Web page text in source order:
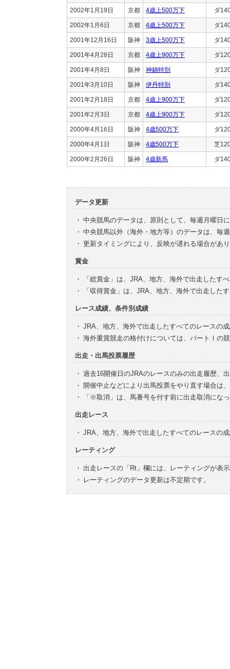
2002年1月19日 京都 4歳上500万下 ダ
2002年1月6日 京都 4歳上500万下 ダ
2001年12月16日 阪神 3歳上500万下 ダ
2001年4月28日 京都 4歳上900万下 ダ
2001年4月8日 阪神 神鍋特別 ダ
2001年3月10日 阪神 伊丹特別 ダ
2001年2月18日 京都 4歳上900万下 ダ
2001年2月3日 京都 4歳上900万下 ダ
2000年4月16日 阪神 4歳500万下 ダ
2000年4月1日 阪神 4歳500万下 芝
2000年2月26日 阪神 4歳新馬 ダ
データ更新
・ 中央競馬のデータは、原則として、毎週月曜日
・ 中央競馬以外（海外・地方等）のデータは、毎
・ 更新タイミングにより、反映が遅れる場合があ
賞金
・
「総賞金」は、JRA、地方、海外で出走したす
・
「収得賞金」は、JRA、地方、海外で出走した
レース成績、条件別成績
・ JRA、地方、海外で出走したすべてのレースの
・ 海外重賞競走の格付けについては、パートⅠの
出走・出馬投票履歴
・ 過去16開催日のJRAのレースのみの出走履歴、
・ 開催中止などにより出馬投票をやり直す場合は
・
「※取消」は、馬番号を付す前に出走取消にな
出走レース
・ JRA、地方、海外で出走したすべてのレースの
レーティング
・ 出走レースの「Rt」欄には、レーティングが表
・
レーティングのデータ更新は不定期です。